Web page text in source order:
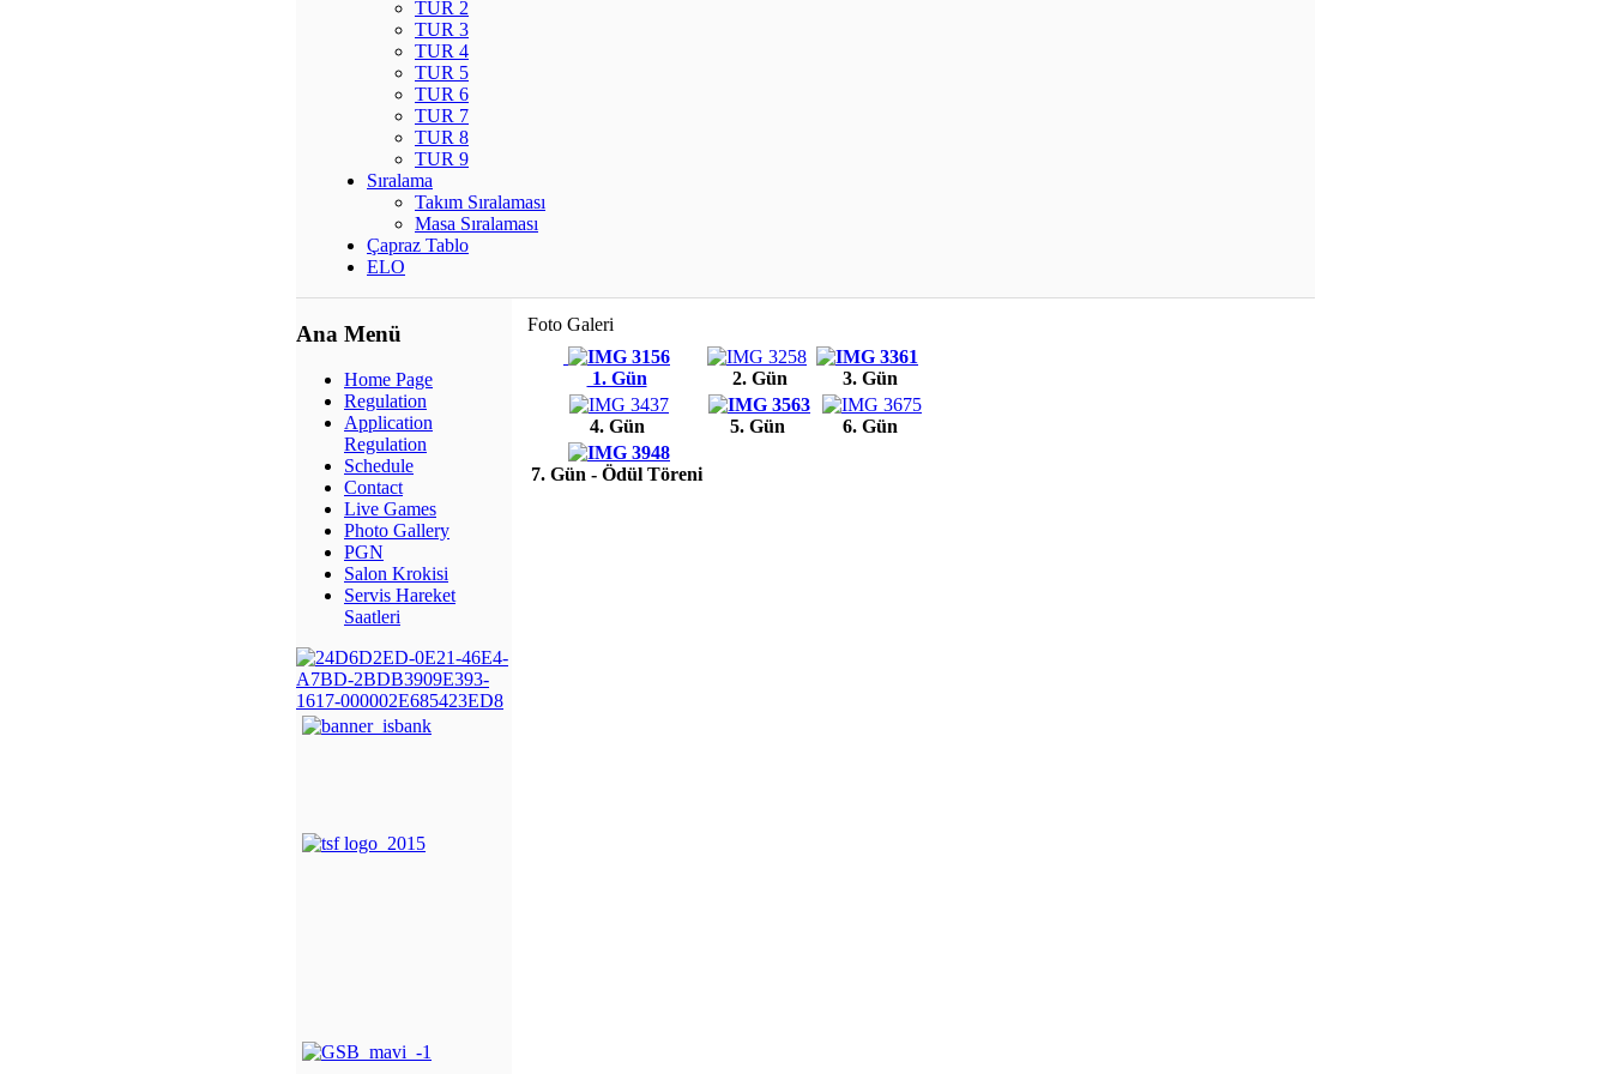
TUR 2
TUR 3
TUR 4
TUR 5
TUR 6
TUR 7
TUR 8
TUR 9
Sıralama
Takım Sıralaması
Masa Sıralaması
Çapraz Tablo
ELO
Ana Menü
Home Page
Regulation
Application
Regulation
Schedule
Contact
Live Games
Photo Gallery
PGN
Salon Krokisi
Servis Hareket
Saatleri
Foto Galeri
1. Gün 2. Gün 3. Gün
4. Gün 5. Gün 6. Gün
7. Gün - Ödül Töreni